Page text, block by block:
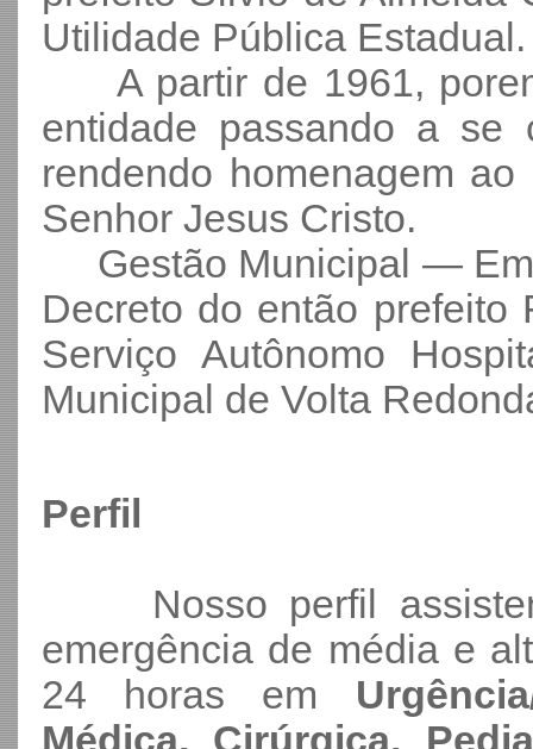
Utilidade Pública Estadual.
A partir de 1961,
entidade passando a se
rendendo homenagem
Senhor Jesus Cristo.
Gestão Municipal — Em
Decreto do então prefeito
Serviço Autônomo
Municipal de Volta
Perfil
Nosso perfil
emergência de média e
24 horas em
Médica, Cirúrgica,